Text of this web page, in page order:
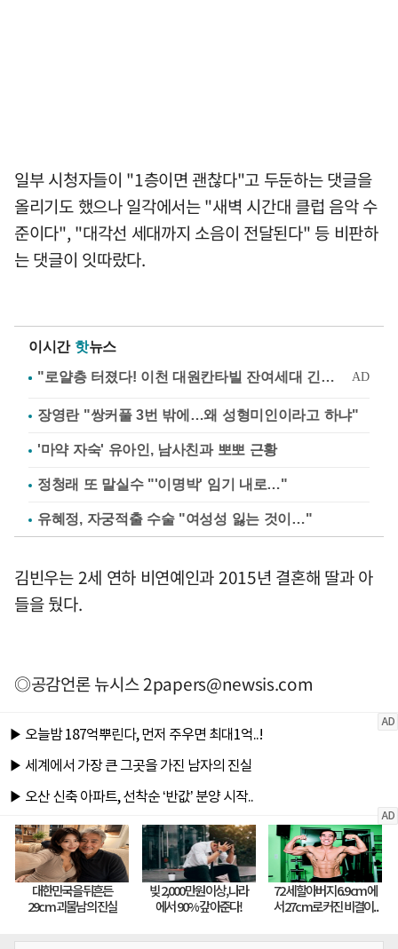
일부 시청자들이 "1층이면 괜찮다"고 두둔하는 댓글을
올리기도 했으나 일각에서는 "새벽 시간대 클럽 음악 수
준이다", "대각선 세대까지 소음이 전달된다" 등 비판하
는 댓글이 잇따랐다.
이시간 핫뉴스
장영란 "쌍커풀 3번 밖에…왜 성형미인이라고 하냐"
'마약 자숙' 유아인, 남사친과 뽀뽀 근황
정청래 또 말실수 "'이명박' 임기 내로…"
유혜정, 자궁적출 수술 "여성성 잃는 것이…"
김빈우는 2세 연하 비연예인과 2015년 결혼해 딸과 아
들을 뒀다.
◎공감언론 뉴시스2papers@newsis.com